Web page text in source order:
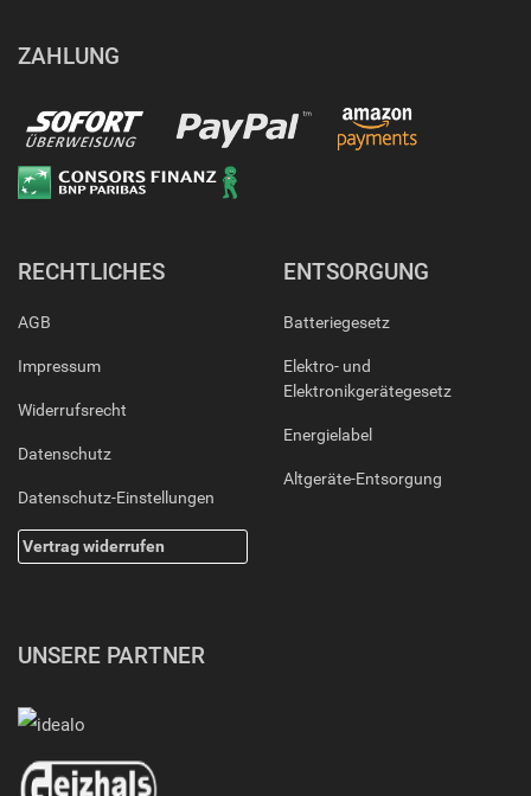
ZAHLUNG
RECHTLICHES
AGB
Impressum
Widerrufsrecht
Datenschutz
Datenschutz-Einstellungen
Vertrag widerrufen
ENTSORGUNG
Batteriegesetz
Elektro- und
Elektronikgerätegesetz
Energielabel
Altgeräte-Entsorgung
UNSERE PARTNER